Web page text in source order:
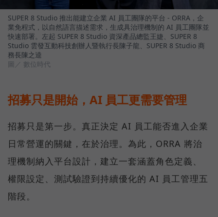
SUPER 8 Studio 推出能建立企業 AI 員工團隊的平台 - ORRA，企
業免程式，以自然語言描述需求，生成具治理機制的 AI 員工團隊並
快速部署。左起 SUPER 8 Studio 資深產品總監王婕、SUPER 8
Studio 雲發互動科技創辦人暨執行長陳子龍、SUPER 8 Studio 商
務長陳之逵
圖／ 數位時代
招募只是開始，AI 員工更需要管理
招募只是第一步。真正決定 AI 員工能否進入企業
日常營運的關鍵，在於治理。為此，ORRA 將治
理機制納入平台設計，建立一套涵蓋角色定義、
權限設定、測試驗證到持續優化的 AI 員工管理五
階段。